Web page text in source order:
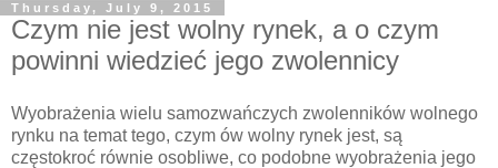
Thursday, July 9, 2015
Czym nie jest wolny rynek, a o czym
powinni wiedzieć jego zwolennicy
Wyobrażenia wielu samozwańczych zwolenników wolnego
rynku na temat tego, czym ów wolny rynek jest, są
częstokroć równie osobliwe, co podobne wyobrażenia jego